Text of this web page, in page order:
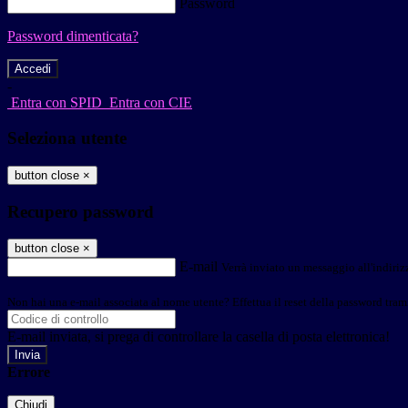
Password
Password dimenticata?
-
Entra con SPID Entra con CIE
Seleziona utente
button close ×
Recupero password
button close ×
E-mail Verrà inviato un messaggio
Non hai una e-mail associata al nome utente? Effettua il reset della password
E-mail inviata, si prega di controllare la casella di posta elettronica!
Errore
Chiudi